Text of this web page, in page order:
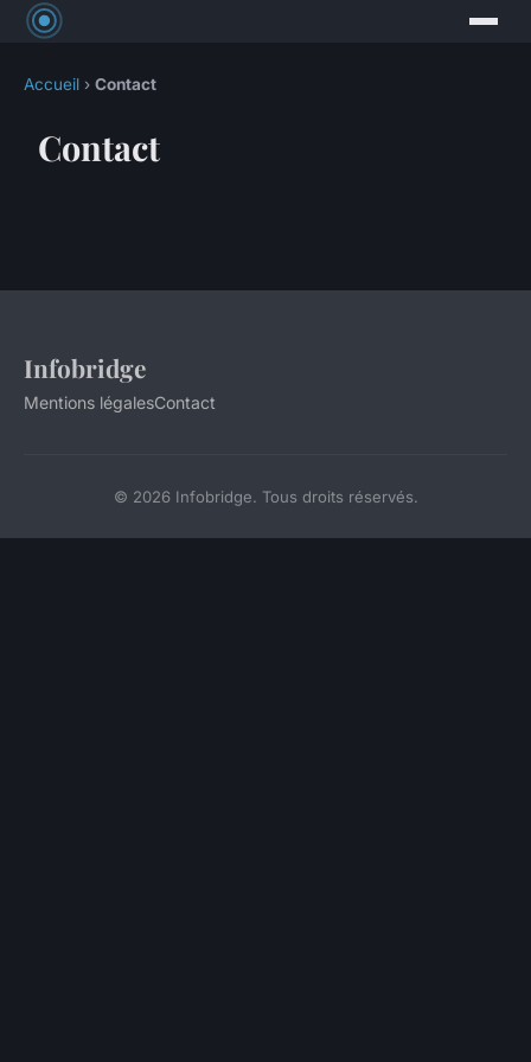
Accueil › Contact
Contact
Infobridge
Mentions légalesContact
© 2026 Infobridge. Tous droits réservés.